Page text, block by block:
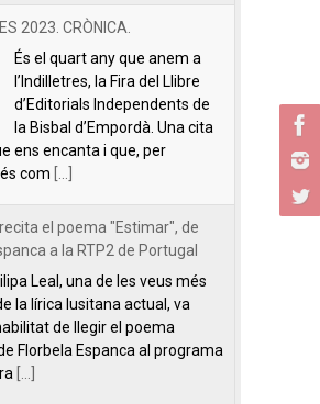
2023. CRÒNICA.
És el quart any que anem a
l’Indilletres, la Fira del Llibre
d’Editorials Independents de
la Bisbal d’Empordà. Una cita
ens encanta i que, per
com
el poema "Estimar", de
a la RTP2 de Portugal
Leal, una de les veus més
la lírica lusitana actual, va
de llegir el poema
Florbela Espanca al programa